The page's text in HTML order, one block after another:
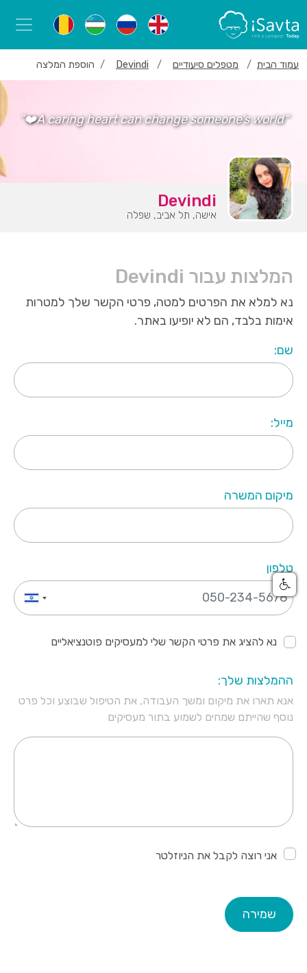
עמוד הבית מטפלים סיעודיים Devindi הוספת המלצה
“A caring heart can change someone’s world❤️”
Devindi
אישה, תל אביב, שפלה
המלצות עבור Devindi
נא למלא את הפרטים למטה, פרטי הקשר שלך למטרות
אימות בלבד, הם לא יופיעו באתר.
שם:
מייל:
מיקום המשרה
טלפון
נא להציג את פרטי הקשר שלי למעסיקים פוטנציאליים
ההמלצות שלך:
אנא תארו את מיקום ומשך העבודה, את הטיפול שבוצע וכל פרט
נוסף שהייתם שמחים לשמוע בתור מעסיקים
אני רוצה לקבל את הניוזלטר
שמירה